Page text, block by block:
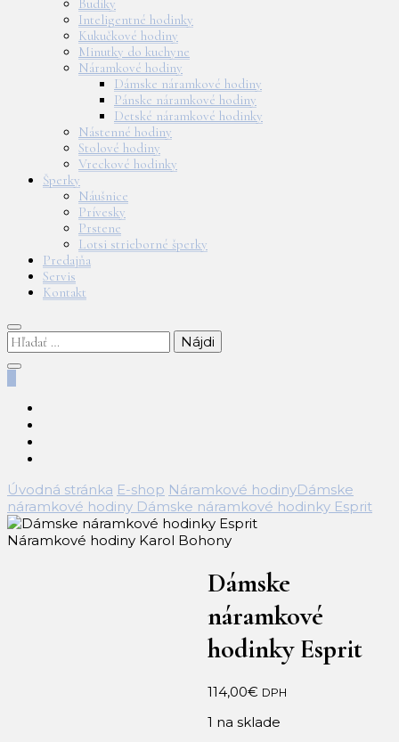
Budíky
Inteligentné hodinky
Kukučkové hodiny
Minutky do kuchyne
Náramkové hodiny
Dámske náramkové hodiny
Pánske náramkové hodiny
Detské náramkové hodinky
Nástenné hodiny
Stolové hodiny
Vreckové hodinky
Šperky
Náušnice
Prívesky
Prstene
Lotsi strieborné šperky
Predajňa
Servis
Kontakt
Hľadať:
Úvodná stránka E-shop Náramkové hodinyDámske
náramkové hodiny Dámske náramkové hodinky Esprit
Dámske
náramkové
hodinky Esprit
114,00€ DPH
1 na sklade